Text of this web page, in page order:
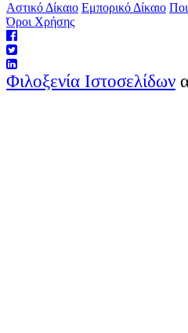
Αστικό Δίκαιο Εμπορικό Δίκαιο
Όροι Χρήσης
Φιλοξενία Ιστοσελίδων